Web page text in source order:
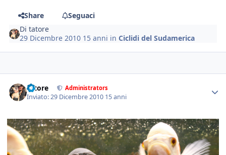
Share
Seguaci
Ditatore
29 Dicembre 2010 15 anni inCiclidi del Sudamerica
tatore Administrators
Inviato:29 Dicembre 2010 15 anni